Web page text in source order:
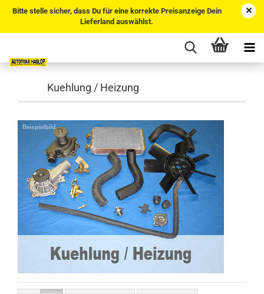
Bitte stelle sicher, dass Du für eine korrekte Preisanzeige Dein
Lieferland auswählst.
Kuehlung / Heizung